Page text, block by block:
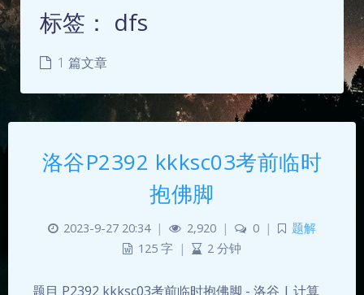
夜间模式
标签： dfs
1 篇文章
洛谷P2392 kkksc03考前临时
抱佛脚
2023-9-27 20:34 | 2,920 | 0 |
题解
125 字 | 2 分钟
题目 P2392 kkksc03考前临时抱佛脚 - 洛谷 | 计算